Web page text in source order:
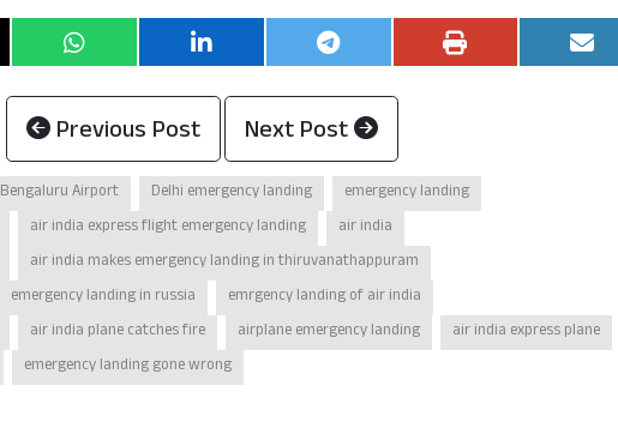
Previous Post Next Post
Bengaluru Airport Delhi emergency landing
emergency landing
air india express flight emergency landing
air india
air india makes emergency landing in thiruvanathappuram
emergency landing in russia
emrgency landing of air india
air india plane catches fire airplane emergency landing
air india express plane
emergency landing gone wrong